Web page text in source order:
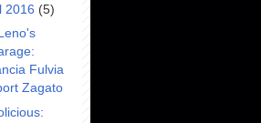
2016 (5)
Fulvia
Zagato